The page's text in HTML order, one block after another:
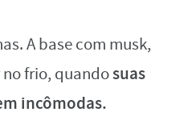
A base com musk,
frio, quandosuas
incômodas.